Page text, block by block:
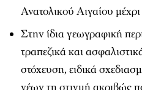
Ανατολικού Αιγαίου
Στην ίδια γεωγραφική
τραπεζικά και
στόχευση, ειδικά